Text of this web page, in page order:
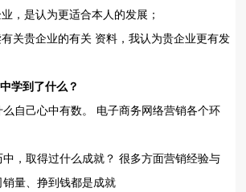
，是认为更适合本人的发展；
关贵企业的有关 资料，我认为贵企业更有发
学到了什么？
自己心中有数。 电子商务网络营销各个环
，取得过什么成就？ 很多方面营销经验与
量、挣到钱都是成就